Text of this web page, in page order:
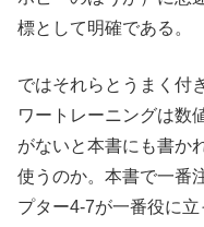
標として明確である。
ではそれらとうまく付
ワートレーニングは数
がないと本書にも書か
使うのか。本書で一番
プター4-7が一番役に立